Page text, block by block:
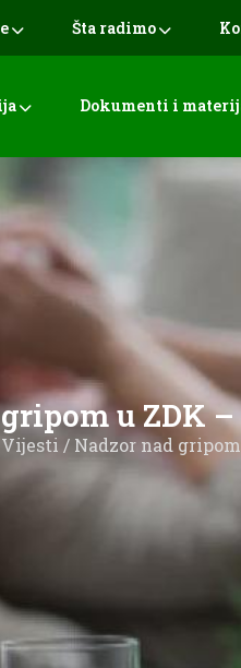
Šta radimo
Dokumenti i
u ZDK –
Vijesti / Nadzor nad gripom